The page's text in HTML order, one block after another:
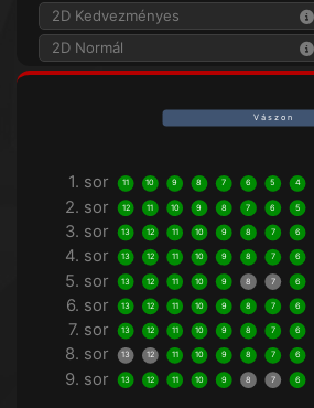
2D Kedvezményes
2D Normál
V á s z o n
1. sor 11 10 9 8 7 6 5 4
2. sor 12 11 10 9 8 7 6 5
3. sor 13 12 11 10 9 8 7 6
4. sor 13 12 11 10 9 8 7 6
5. sor 13 12 11 10 9 8 7 6
6. sor 13 12 11 10 9 8 7 6
7. sor 13 12 11 10 9 8 7 6
8. sor 13 12 11 10 9 8 7 6
9. sor 13 12 11 10 9 8 7 6